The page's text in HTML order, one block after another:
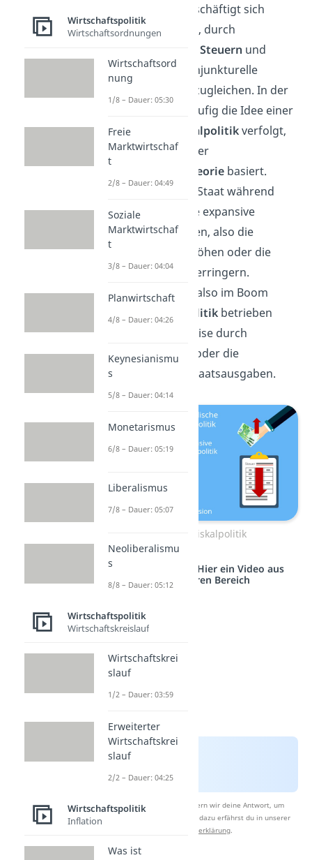
beschäftigt sich
hauptsächlich damit, durch
Veränderungen vonSteuern und
Staatsausgaben
konjunkturelle
Schwankungen auszugleichen. In der
Praxis wird dabei häufig die Idee einer
antizyklischen Fiskalpolitikverfolgt,
die gedanklich auf der
keynesianischen Theorie basiert.
Demnach muss der Staat während
einerRezession
eine expansive
Fiskalpolitik betreiben, also die
Staatsausgaben erhöhen oder die
Steuereinnahmen
verringern.
Umgekehrt müsste also im Boom
restriktive Fiskalpolitik betrieben
werden, beispielsweise durch
Steuererhöhungen oder die
Verringerung von Staatsausgaben.
Expansive Fiskalpolitik
Studyflix vernetzt: Hier ein Video aus
einem anderen Bereich
Nach Beantwortung speichern wir deine Antwort, um
Studyflix zu verbessern. Mehr dazu erfährst du in unserer
Datenschutzerklärung.
Wirtschaftspolitik
Wirtschaftsordnungen
Wirtschaftsord
nung
1/8 – Dauer: 05:30
Freie
Marktwirtschaf
t
2/8 – Dauer: 04:49
Soziale
Marktwirtschaf
t
3/8 – Dauer: 04:04
Planwirtschaft
4/8 – Dauer: 04:26
Keynesianismu
s
5/8 – Dauer: 04:14
Monetarismus
6/8 – Dauer: 05:19
Liberalismus
7/8 – Dauer: 05:07
Neoliberalismu
s
8/8 – Dauer: 05:12
Wirtschaftspolitik
Wirtschaftskreislauf
Wirtschaftskrei
slauf
1/2 – Dauer: 03:59
Erweiterter
Wirtschaftskrei
slauf
2/2 – Dauer: 04:25
Wirtschaftspolitik
Inflation
Was ist